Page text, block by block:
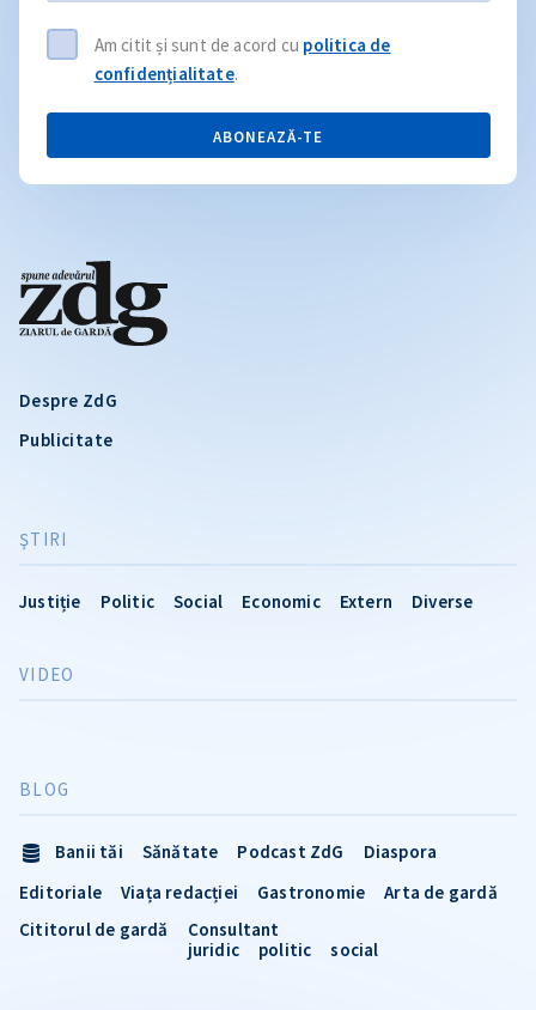
Despre ZdG
Publicitate
ŞTIRI
Justiție Politic Social Economic Extern Diverse
VIDEO
BLOG
Banii tăi Sănătate Podcast ZdG
Diaspora
Editoriale
Viața redacției Gastronomie
Arta de gardă
Cititorul de gardă
Consultant
juridic
politic social
Am citit și sunt de acord cu politica de
confidențialitate.
ABONEAZĂ-TE